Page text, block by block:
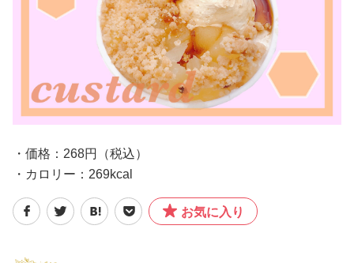
・価格：268円（税込）
・カロリー：269kcal
お気に入り